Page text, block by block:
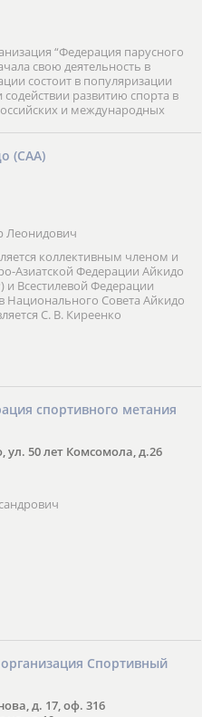
“Федерация парусного
свою деятельность в
состоит в популяризации
развитию спорта в
и международных
(САА)
Леонидович
коллективным членом и
Азиатской Федерации Айкидо
Всестилевой Федерации
Национального Совета Айкидо
С. В. Киреенко
спортивного метания
ул. 50 лет Комсомола, д.26
Спортивный
д. 17, оф. 316